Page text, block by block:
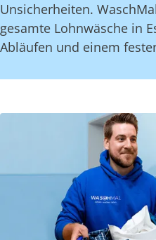
Unsicherheiten.
gesamte Lohnwäsche in
Abläufen und einem